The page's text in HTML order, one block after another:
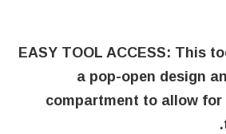
EASY TOOL ACCESS: This
a pop-open design
compartment to allow for